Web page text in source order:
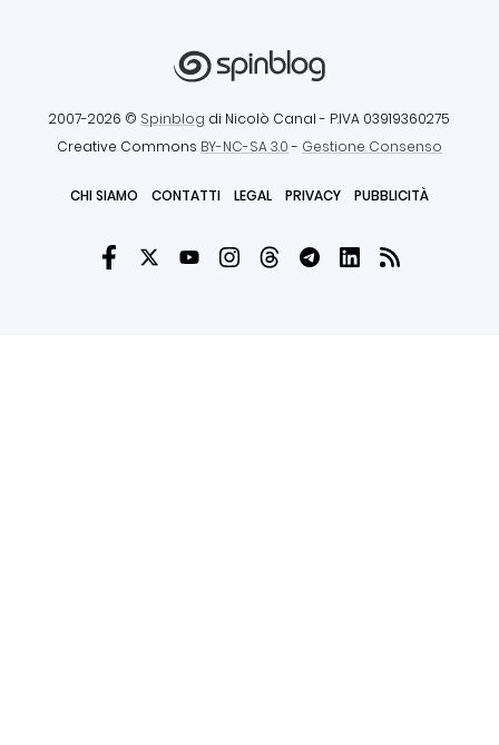
2007-2026 © Spinblog di Nicolò Canal - P.IVA 03919360275
Creative Commons BY-NC-SA 3.0- Gestione Consenso
CHI SIAMO CONTATTI LEGAL PRIVACY PUBBLICITÀ